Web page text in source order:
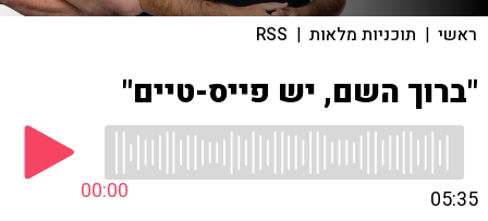
ראשי | תוכניות מלאות |
RSS
"ברוך השם, יש פייס-טיים"
00:00 05:35